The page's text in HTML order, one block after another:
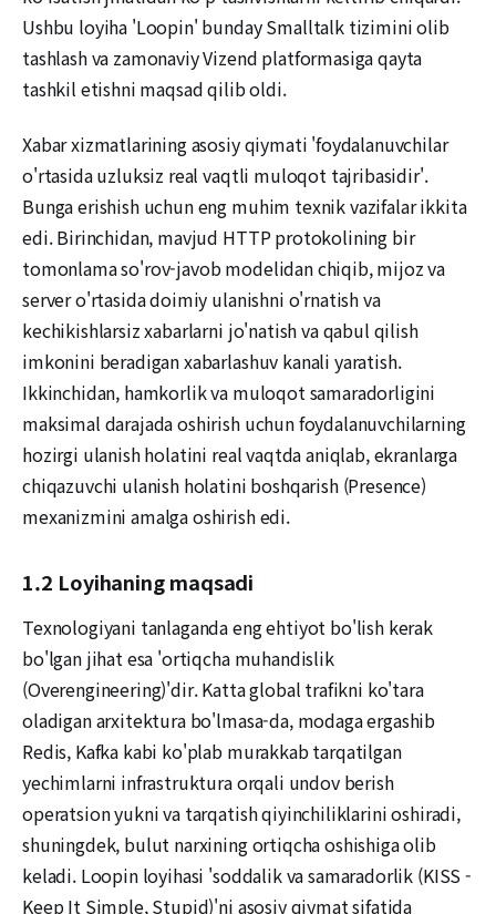
Ushbu loyiha 'Loopin' bunday Smalltalk tizimini olib
tashlash va zamonaviy Vizend platformasiga qayta
tashkil etishni maqsad qilib oldi.
Xabar xizmatlarining asosiy qiymati 'foydalanuvchilar
o'rtasida uzluksiz real vaqtli muloqot tajribasidir'.
Bunga erishish uchun eng muhim texnik vazifalar ikkita
edi. Birinchidan, mavjud HTTP protokolining bir
tomonlama so'rov-javob modelidan chiqib, mijoz va
server o'rtasida doimiy ulanishni o'rnatish va
kechikishlarsiz xabarlarni jo'natish va qabul qilish
imkonini beradigan xabarlashuv kanali yaratish.
Ikkinchidan, hamkorlik va muloqot samaradorligini
maksimal darajada oshirish uchun foydalanuvchilarning
hozirgi ulanish holatini real vaqtda aniqlab, ekranlarga
chiqazuvchi ulanish holatini boshqarish (Presence)
mexanizmini amalga oshirish edi.
1.2 Loyihaning maqsadi
Texnologiyani tanlaganda eng ehtiyot bo'lish kerak
bo'lgan jihat esa 'ortiqcha muhandislik
(Overengineering)'dir. Katta global trafikni ko'tara
oladigan arxitektura bo'lmasa-da, modaga ergashib
Redis, Kafka kabi ko'plab murakkab tarqatilgan
yechimlarni infrastruktura orqali undov berish
operatsion yukni va tarqatish qiyinchiliklarini oshiradi,
shuningdek, bulut narxining ortiqcha oshishiga olib
keladi. Loopin loyihasi 'soddalik va samaradorlik (KISS -
Keep It Simple, Stupid)'ni asosiy qiymat sifatida